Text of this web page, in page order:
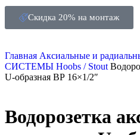
Скидка 20% на монтаж
Главная Аксиальные и
СИСТЕМЫ Hoobs / Stout
U-образная ВР 16×1/2″
Водорозетка